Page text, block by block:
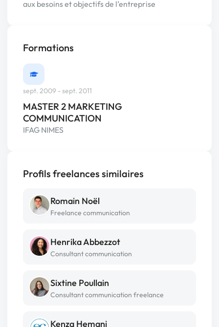
aux besoins et objectifs de l’entreprise
Formations
sept. 2009 - sept. 2011
MASTER 2 MARKETING
COMMUNICATION
IFAG NIMES
Profils freelances similaires
Romain Noël
Freelance communication
Henrika Abbezzot
Consultant communication
Sixtine Poullain
Consultant communication freelance
Kenza Hemani